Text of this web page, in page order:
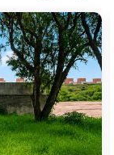
Pesquisar